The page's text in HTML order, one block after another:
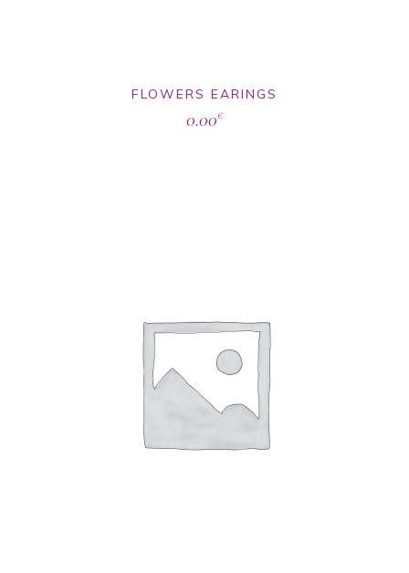
FLOWERS EARINGS
0.00€